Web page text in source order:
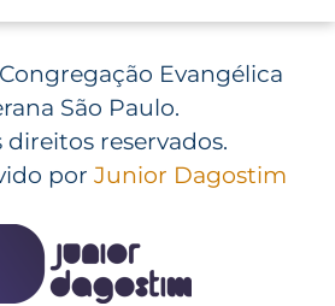
Evangélica
São Paulo.
direitos reservados.
por Junior Dagostim